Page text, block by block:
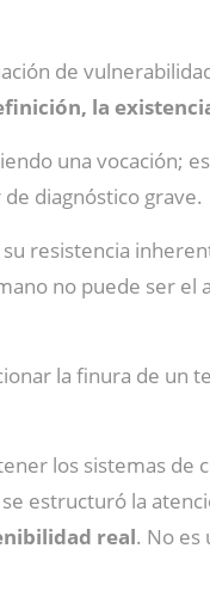
de
la
una vocación;
diagnóstico grave.
resistencia
no puede ser el
la finura de un
los sistemas de
estructuró la
real. No es